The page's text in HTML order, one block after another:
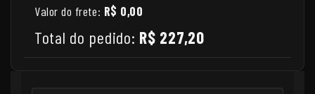
Valor do frete: R$ 0,00
Total do pedido: R$ 227,20